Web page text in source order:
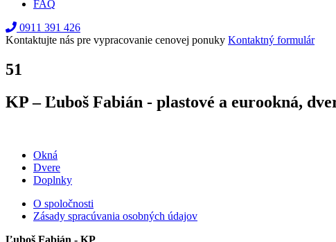
FAQ
0911 391 426
Kontaktujte nás pre vypracovanie cenovej ponuky Kontaktný formulár
51
KP – Ľuboš Fabián - plastové a eurookná,
Okná
Dvere
Doplnky
O spoločnosti
Zásady spracúvania osobných údajov
Ľuboš Fabián - KP